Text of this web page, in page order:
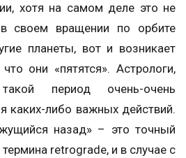
хотя на самом деле это не
своем вращении по орбите
планеты, вот и возникает
они «пятятся». Астрологи,
период очень-очень
каких-либо важных действий.
назад» – это точный
retrograde, и в случае с